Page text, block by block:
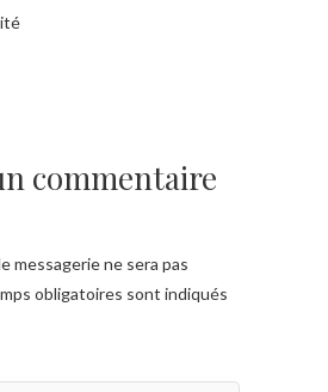
commentaire
messagerie ne sera pas
obligatoires sont indiqués